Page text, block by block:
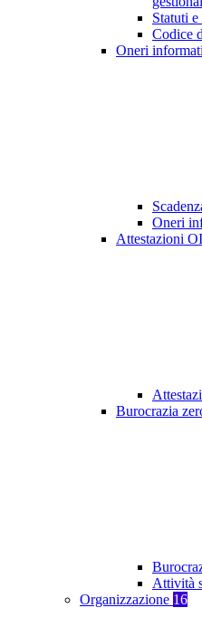
Statuti
Codice
Oneri
Oneri
Attestazioni
Burocrazia
Attività
Organizzazione 16